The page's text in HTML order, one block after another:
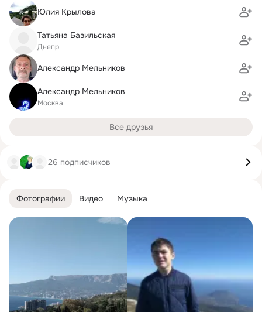
Фотографии Видео Музыка
Юлия Крылова
Татьяна Базильская
Днепр
Александр Мельников
Александр Мельников
Москва
Все друзья
26 подписчиков